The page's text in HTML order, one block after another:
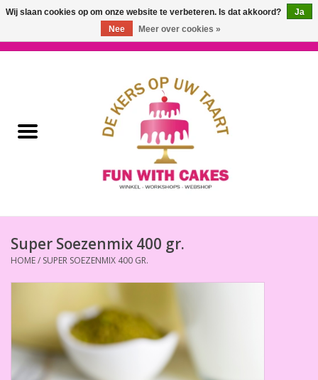
Workshops & Cursussen
Decoreer Gereedschap
Presentatie en Verpakkingen
Thema's
Super Soezenmix 400 gr.
HOME/ SUPER SOEZENMIX 400 GR.
Wij slaan cookies op om onze website te verbeteren. Is dat akkoord?
Ja
Nee
Meer over cookies »